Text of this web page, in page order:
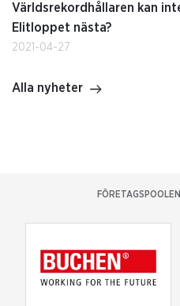
Världsrekordhållaren kan
Elitloppet nästa?
2021-04-27
Alla nyheter